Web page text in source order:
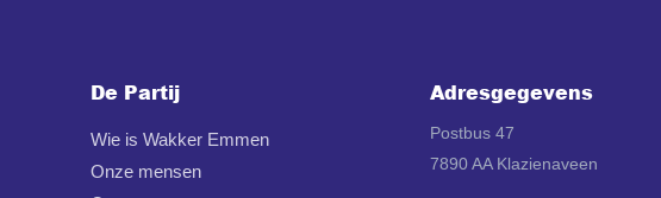
De Partij
Wie is Wakker Emmen
Onze mensen
Adresgegevens
Postbus 47
7890 AA Klazienaveen